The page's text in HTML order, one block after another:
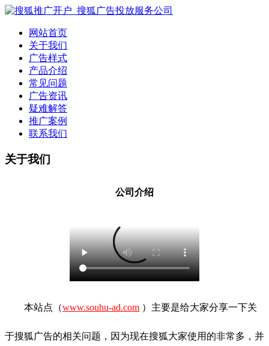
网站首页
关于我们
广告样式
产品介绍
常见问题
广告资讯
疑难解答
推广案例
联系我们
关于我们
公司介绍
本站点（www.souhu-ad.com ）主要是给大家分享一下关
于搜狐广告的相关问题，因为现在搜狐大家使用的非常多，并